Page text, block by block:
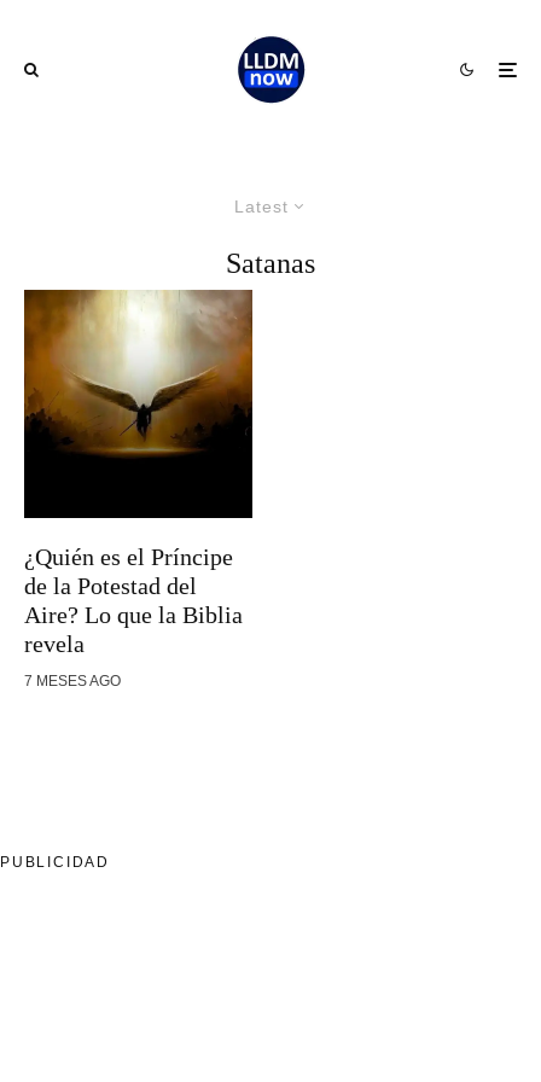
Latest
Satanas
¿Quién es el Príncipe
de la Potestad del
Aire? Lo que la Biblia
revela
7 MESES AGO
PUBLICIDAD